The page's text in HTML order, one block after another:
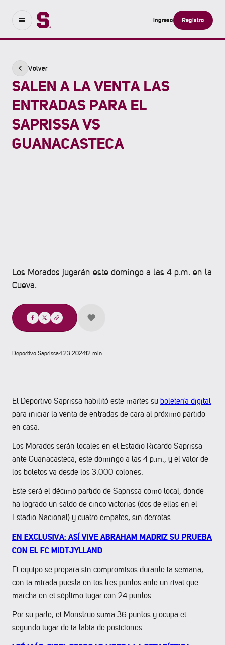
Ingreso Registro
Volver
SALEN A LA VENTA LAS
ENTRADAS PARA EL
SAPRISSA VS
GUANACASTECA
Los Morados jugarán este domingo a las 4 p.m. en la
Cueva.
Compartir
Deportivo Saprissa4.23.202412 min
El Deportivo Saprissa habilitó este martes su boletería digital
para iniciar la venta de entradas de cara al próximo partido
en casa.
Los Morados serán locales en el Estadio Ricardo Saprissa
ante Guanacasteca, este domingo a las 4 p.m., y el valor de
los boletos va desde los 3.000 colones.
Este será el décimo partido de Saprissa como local, donde
ha logrado un saldo de cinco victorias (dos de ellas en el
Estadio Nacional) y cuatro empates, sin derrotas.
EN EXCLUSIVA: ASÍ VIVE ABRAHAM MADRIZ SU PRUEBA
CON EL FC MIDTJYLLAND
El equipo se prepara sin compromisos durante la semana,
con la mirada puesta en los tres puntos ante un rival que
marcha en el séptimo lugar con 24 puntos.
Por su parte, el Monstruo suma 36 puntos y ocupa el
segundo lugar de la tabla de posiciones.